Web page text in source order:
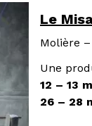
Le
Molière
Une
12 – 13
26 – 28